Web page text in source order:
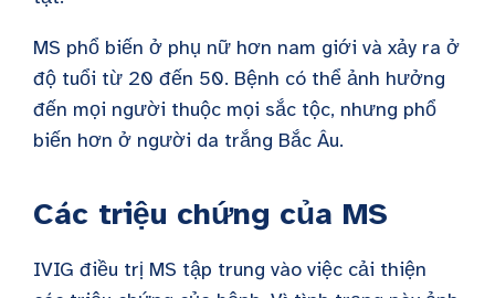
MS phổ biến ở phụ nữ hơn nam giới và xảy ra ở
độ tuổi từ 20 đến 50. Bệnh có thể ảnh hưởng
đến mọi người thuộc mọi sắc tộc, nhưng phổ
biến hơn ở người da trắng Bắc Âu.
Các triệu chứng của MS
IVIG điều trị MS tập trung vào việc cải thiện